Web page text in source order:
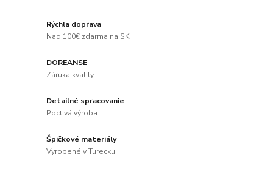
Rýchla doprava
Nad 100€ zdarma na SK
DOREANSE
Záruka kvality
Detailné spracovanie
Poctivá výroba
Špičkové materiály
Vyrobené v Turecku